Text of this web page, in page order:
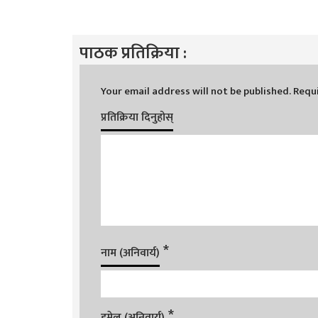
पाठक प्रतिक्रिया :
Your email address will not be published.
प्रतिक्रिया दिनुहोस्
नाम (अनिवार्य) *